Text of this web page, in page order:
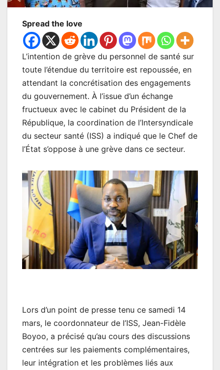
Spread the love
L’intention de grève du personnel de santé sur
toute l’étendue du territoire est repoussée, en
attendant la concrétisation des engagements
du gouvernement. À l’issue d’un échange
fructueux avec le cabinet du Président de la
République, la coordination de l’Intersyndicale
du secteur santé (ISS) a indiqué que le Chef de
l’État s’oppose à une grève dans ce secteur.
Lors d’un point de presse tenu ce samedi 14
mars, le coordonnateur de l’ISS, Jean-Fidèle
Boyoo, a précisé qu’au cours des discussions
centrées sur les paiements complémentaires,
leur intégration et les problèmes liés aux